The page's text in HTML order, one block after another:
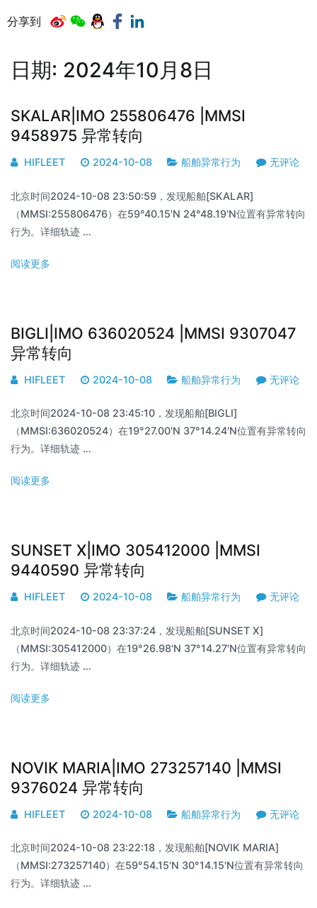
分享到
日期: 2024年10月8日
SKALAR|IMO 255806476 |MMSI
9458975 异常转向
HIFLEET 2024-10-08 船舶异常行为 无评论
北京时间2024-10-08 23:50:59，发现船舶[SKALAR]
（MMSI:255806476）在59°40.15'N 24°48.19'N位置有异常转向
行为。详细轨迹 …
阅读更多
BIGLI|IMO 636020524 |MMSI 9307047
异常转向
HIFLEET 2024-10-08 船舶异常行为 无评论
北京时间2024-10-08 23:45:10，发现船舶[BIGLI]
（MMSI:636020524）在19°27.00'N 37°14.24'N位置有异常转向
行为。详细轨迹 …
阅读更多
SUNSET X|IMO 305412000 |MMSI
9440590 异常转向
HIFLEET 2024-10-08 船舶异常行为 无评论
北京时间2024-10-08 23:37:24，发现船舶[SUNSET X]
（MMSI:305412000）在19°26.98'N 37°14.27'N位置有异常转向
行为。详细轨迹 …
阅读更多
NOVIK MARIA|IMO 273257140 |MMSI
9376024 异常转向
HIFLEET 2024-10-08 船舶异常行为 无评论
北京时间2024-10-08 23:22:18，发现船舶[NOVIK MARIA]
（MMSI:273257140）在59°54.15'N 30°14.15'N位置有异常转向
行为。详细轨迹 …